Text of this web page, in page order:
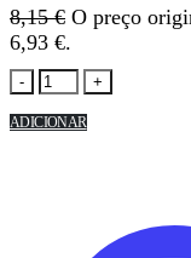
8,15€ O preço
6,93 €.
- +
ADICIONAR